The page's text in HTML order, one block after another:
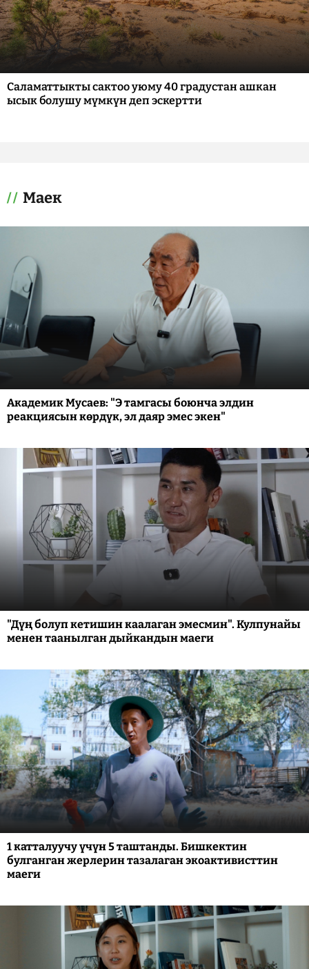
Саламаттыкты сактоо уюму 40 градустан ашкан
ысык болушу мүмкүн деп эскертти
Маек
Академик Мусаев: "Э тамгасы боюнча элдин
реакциясын көрдүк, эл даяр эмес экен"
"Дүң болуп кетишин каалаган эмесмин". Кулпунайы
менен таанылган дыйкандын маеги
1 катталуучу үчүн 5 таштанды. Бишкектин
булганган жерлерин тазалаган экоактивисттин
маеги